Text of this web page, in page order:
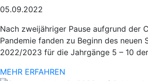
05.09.2022
Nach zweijähriger Pause aufgrund der
Pandemie fanden zu Beginn des neuen
2022/2023 für die Jahrgänge 5 – 10
MEHR ERFAHREN